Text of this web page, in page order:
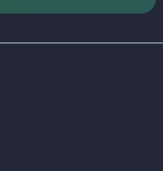
- 86 407
найбільше